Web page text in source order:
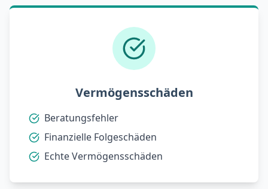
Vermögensschäden
Beratungsfehler
Finanzielle Folgeschäden
Echte Vermögensschäden